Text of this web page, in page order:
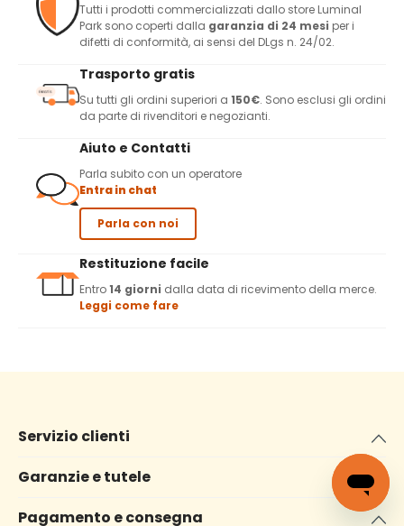
Tutti i prodotti commercializzati dallo store Luminal
Park sono coperti dalla garanzia di 24 mesi per i
difetti di conformità, ai sensi del DLgs n. 24/02.
Trasporto gratis
Su tutti gli ordini superiori a 150€. Sono esclusi gli ordini
da parte di rivenditori e negozianti.
Aiuto e Contatti
Parla subito con un operatore
Entra in chat
Parla con noi
Restituzione facile
Entro14 giorni dalla data di ricevimento della merce.
Leggi come fare
Servizio clienti
Garanzie e tutele
Pagamento e consegna